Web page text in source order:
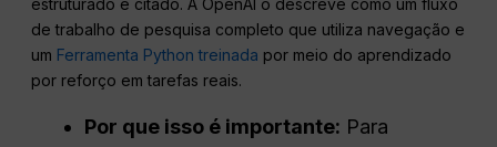
estruturado e citado. A OpenAI o descreve como um fluxo
de trabalho de pesquisa completo que utiliza navegação e
um Ferramenta Python treinada por meio do aprendizado
por reforço em tarefas reais.
Por que isso é importante: Para